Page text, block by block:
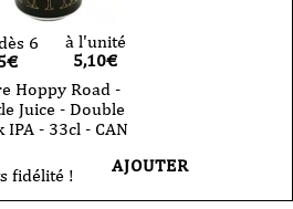
6
à l'unité
5,10€
Hoppy Road -
Juice - Double
IPA - 33cl - CAN
fidélité ! AJOUTER